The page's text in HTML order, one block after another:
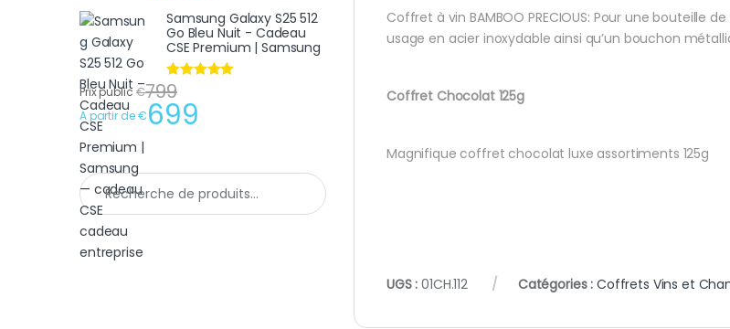
Coffret à vin BAMBOO PRECIOUS: Pour une
usage en acier inoxydable ainsi qu’un bouchon
Coffret Chocolat 125g
Magnifique coffret chocolat luxe assortiments 125g
UGS :01CH.112 Catégories : Coffrets Vins et
Samsung Galaxy S25 512
Go Bleu Nuit - Cadeau
CSE Premium | Samsung
Note
sur 5
Prix public €799
A partir de €699
Recherche pour :